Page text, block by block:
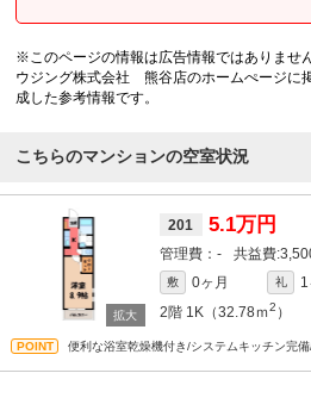
※このページの情報は広告情報ではありませ
ウジング株式会社 熊谷店のホームぺージに
成した参考情報です。
こちらのマンションの空室状況
201 5.1万円
-
敷 0ヶ月 礼
2階 1K（32.78ｍ2 ）
便利な浴室乾燥機付き/システムキッチン完